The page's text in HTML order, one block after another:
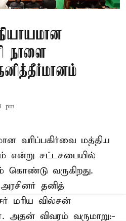
நாளை
pm
வரிப்பகிர்வை மத்திய
என்று சட்டசபையில்
வருகிறது.
தனித்
மரிய வில்சன்
விவரம் வருமாறு:-